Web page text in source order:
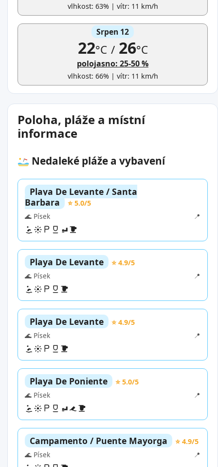
vlhkost: 63% | vítr: 11 km/h
Srpen 12
22°C /26°C
polojasno: 25-50 %
vlhkost: 66% | vítr: 11 km/h
Poloha, pláže a místní
informace
Nedaleké pláže a vybavení
Playa De Levante / Santa
Barbara
⭐ 5.0/5
🌊 Písek
📍
Playa De Levante
⭐ 4.9/5
🌊 Písek
📍
Playa De Levante
⭐ 4.9/5
🌊 Písek
📍
Playa De Poniente
⭐ 5.0/5
🌊 Písek
📍
Campamento / Puente Mayorga
⭐ 4.9/5
🌊 Písek
📍